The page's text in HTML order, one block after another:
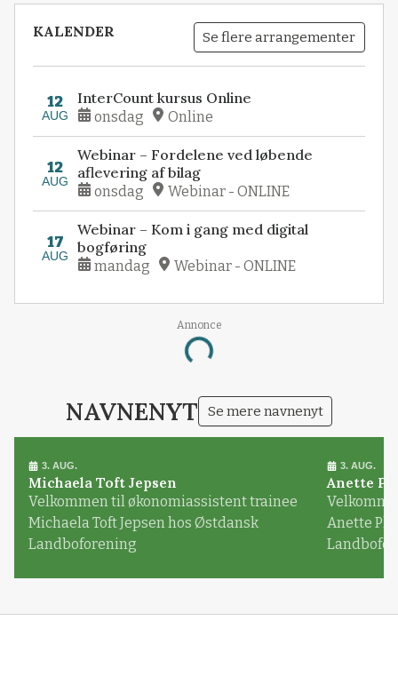
KALENDER Se flere arrangementer
12
AUG
InterCount kursus Online
onsdag Online
12
AUG
Webinar – Fordelene ved løbende
aflevering af bilag
onsdag Webinar - ONLINE
17
AUG
Webinar – Kom i gang med digital
bogføring
mandag Webinar - ONLINE
Annonce
Loading...
NAVNENYT Se mere navnenyt
3. AUG.
Michaela Toft Jepsen
Velkommen til økonomiassistent trainee
Michaela Toft Jepsen hos Østdansk
Landboforening
3. AUG.
Anette
Anette